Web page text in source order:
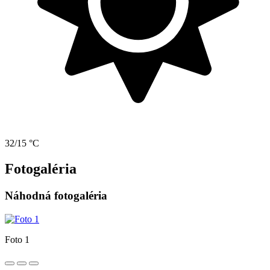
32/15 °C
Fotogaléria
Náhodná fotogaléria
Foto 1